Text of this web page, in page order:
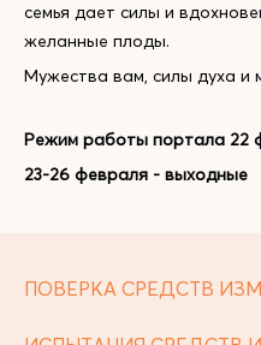
семья дает силы и
желанные плоды.
Мужества вам, силы духа и
Режим работы портала 22
23-26 февраля - выходные
ПОВЕРКА СРЕДСТВ